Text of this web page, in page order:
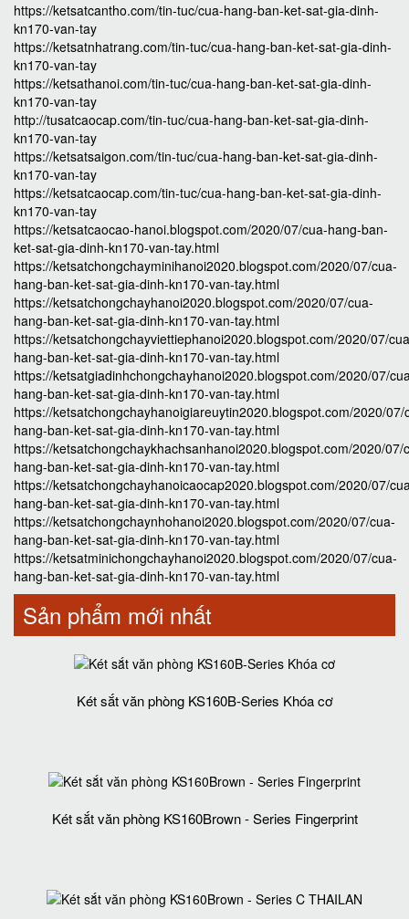
https://ketsatcantho.com/tin-tuc/cua-hang-ban-ket-sat-gia-dinh-
kn170-van-tay
https://ketsatnhatrang.com/tin-tuc/cua-hang-ban-ket-sat-gia-dinh-
kn170-van-tay
https://ketsathanoi.com/tin-tuc/cua-hang-ban-ket-sat-gia-dinh-
kn170-van-tay
http://tusatcaocap.com/tin-tuc/cua-hang-ban-ket-sat-gia-dinh-
kn170-van-tay
https://ketsatsaigon.com/tin-tuc/cua-hang-ban-ket-sat-gia-dinh-
kn170-van-tay
https://ketsatcaocap.com/tin-tuc/cua-hang-ban-ket-sat-gia-dinh-
kn170-van-tay
https://ketsatcaocao-hanoi.blogspot.com/2020/07/cua-hang-ban-
ket-sat-gia-dinh-kn170-van-tay.html
https://ketsatchongchayminihanoi2020.blogspot.com/2020/07/cua-
hang-ban-ket-sat-gia-dinh-kn170-van-tay.html
https://ketsatchongchayhanoi2020.blogspot.com/2020/07/cua-
hang-ban-ket-sat-gia-dinh-kn170-van-tay.html
https://ketsatchongchayviettiephanoi2020.blogspot.com/2020/07/
hang-ban-ket-sat-gia-dinh-kn170-van-tay.html
https://ketsatgiadinhchongchayhanoi2020.blogspot.com/2020/07/
hang-ban-ket-sat-gia-dinh-kn170-van-tay.html
https://ketsatchongchayhanoigiareuytin2020.blogspot.com/2020/07/
hang-ban-ket-sat-gia-dinh-kn170-van-tay.html
https://ketsatchongchaykhachsanhanoi2020.blogspot.com/2020/07/
hang-ban-ket-sat-gia-dinh-kn170-van-tay.html
https://ketsatchongchayhanoicaocap2020.blogspot.com/2020/07/
hang-ban-ket-sat-gia-dinh-kn170-van-tay.html
https://ketsatchongchaynhohanoi2020.blogspot.com/2020/07/cua-
hang-ban-ket-sat-gia-dinh-kn170-van-tay.html
https://ketsatminichongchayhanoi2020.blogspot.com/2020/07/cua-
hang-ban-ket-sat-gia-dinh-kn170-van-tay.html
Sản phẩm mới nhất
Két sắt văn phòng KS160B-Series Khóa cơ
Két sắt văn phòng KS160Brown - Series Fingerprint